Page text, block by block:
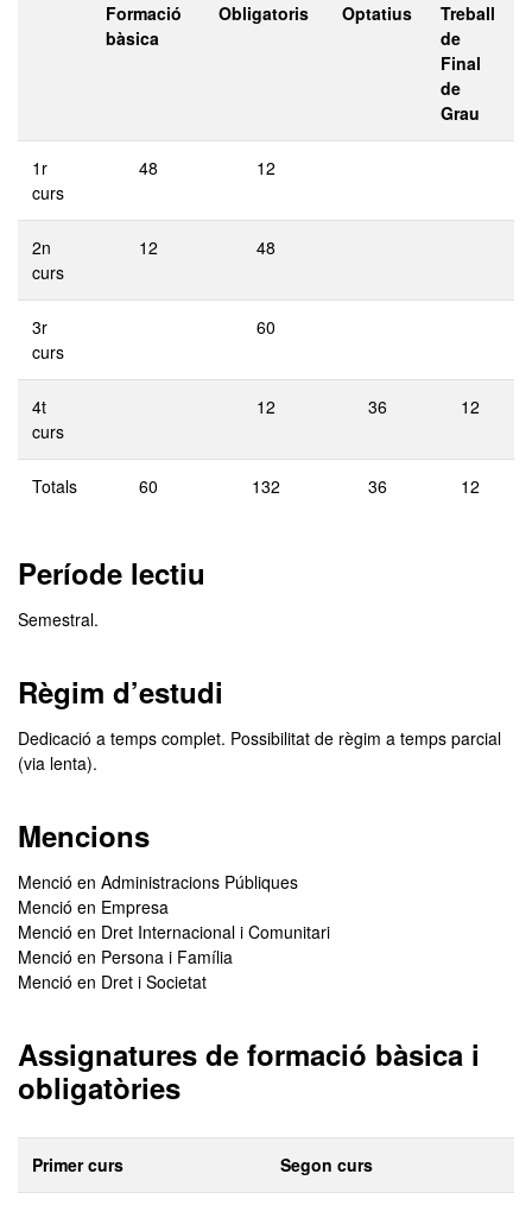
Formació
bàsica
Obligatoris Optatius
Treball
de
Final
de
Grau
1r
curs
48 12
2n
curs
12 48
3r
curs
60
4t
curs
12 36 12
Totals 60 132 36 12
Període lectiu
Semestral.
Règim d’estudi
Dedicació a temps complet. Possibilitat de règim a temps parcial
(via lenta).
Mencions
Menció en Administracions Públiques
Menció en Empresa
Menció en Dret Internacional i Comunitari
Menció en Persona i Família
Menció en Dret i Societat
Assignatures de formació bàsica i
obligatòries
Primer curs Segon curs